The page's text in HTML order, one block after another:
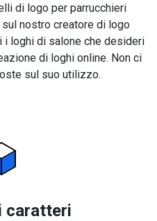
di logo per parrucchieri
nostro creatore di logo
i loghi di salone che desideri
di loghi online. Non ci
sul suo utilizzo.
caratteri